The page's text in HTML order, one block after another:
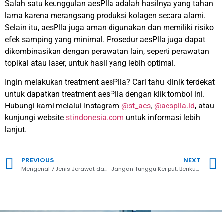
Salah satu keunggulan aesPlla adalah hasilnya yang tahan
lama karena merangsang produksi kolagen secara alami.
Selain itu, aesPlla juga aman digunakan dan memiliki risiko
efek samping yang minimal. Prosedur aesPlla juga dapat
dikombinasikan dengan perawatan lain, seperti perawatan
topikal atau laser, untuk hasil yang lebih optimal.
Ingin melakukan treatment aesPlla? Cari tahu klinik terdekat
untuk dapatkan treatment aesPlla dengan klik tombol ini.
Hubungi kami melalui Instagram @st_aes, @aesplla.id, atau
kunjungi website stindonesia.com untuk informasi lebih
lanjut.
PREVIOUS
Mengenal 7 Jenis Jerawat dan Cara Mengatasinya
NEXT
Jangan Tunggu Keriput, Berikut Cara Kencangkan Kulit!